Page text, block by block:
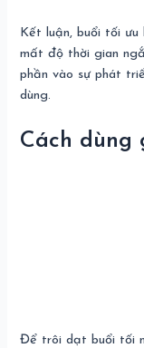
Kết luận, buổi tối
mất độ thời gian
phần vào sự phát
dùng.
Cách dùng
Để trôi dạt buổi tối